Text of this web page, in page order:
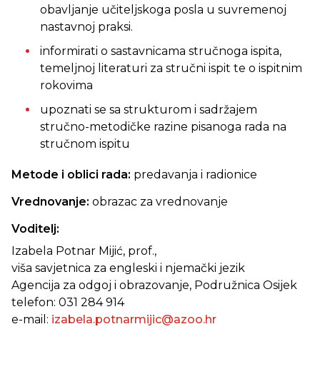
obavljanje učiteljskoga posla u suvremenoj
nastavnoj praksi.
informirati o sastavnicama stručnoga ispita,
temeljnoj literaturi za stručni ispit te o ispitnim
rokovima
upoznati se sa strukturom i sadržajem
stručno-metodičke razine pisanoga rada na
stručnom ispitu
Metode i oblici rada: predavanja i radionice
Vrednovanje: obrazac za vrednovanje
Voditelj:
Izabela Potnar Mijić, prof.,
viša savjetnica za engleski i njemački jezik
Agencija za odgoj i obrazovanje, Podružnica Osijek
telefon: 031 284 914
e-mail: izabela.potnarmijic@azoo.hr